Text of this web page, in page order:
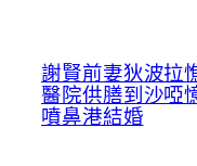
謝賢前妻狄波拉
醫院供膳到沙啞
噴鼻港結婚